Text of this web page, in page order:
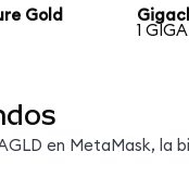
Gold
1
en MetaMask, la